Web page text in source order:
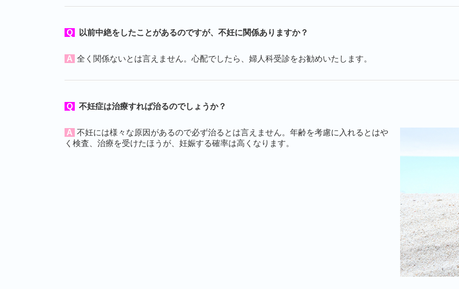
Q 以前中絶をしたことがあるのですが、不妊に関係ありますか？
A 全く関係ないとは言えません。心配でしたら、婦人科受診をお勧めいたします。
Q 不妊症は治療すれば治るのでしょうか？
A 不妊には様々な原因があるので必ず治るとは言えません。年齢を考慮に入れるとはや
く検査、治療を受けたほうが、妊娠する確率は高くなります。